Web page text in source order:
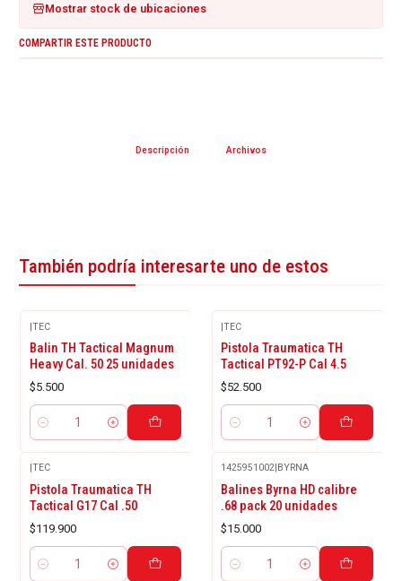
Mostrar stock de ubicaciones
COMPARTIR ESTE PRODUCTO
Descripción Archivos
También podría interesarte uno de estos
|TEC
Balin TH Tactical Magnum
Heavy Cal. 50 25 unidades
$5.500
Cantidad
|TEC
Pistola Traumatica TH
Tactical PT92-P Cal 4.5
$52.500
Cantidad
TEC
Pistola Traumatica TH
Tactical G17 Cal .50
$119.900
Cantidad
1425951002 BYRNA
Balines Byrna HD calibre
.68 pack 20 unidades
$15.000
Cantidad